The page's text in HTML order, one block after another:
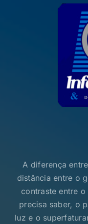
A diferença
distância entre o
contraste entre
precisa saber, o
luz e o